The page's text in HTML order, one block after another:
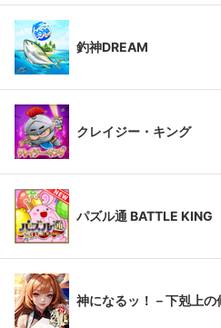
釣神DREAM
クレイジー・キング
パズル通 BATTLE KING
神になるッ！－下剋上の